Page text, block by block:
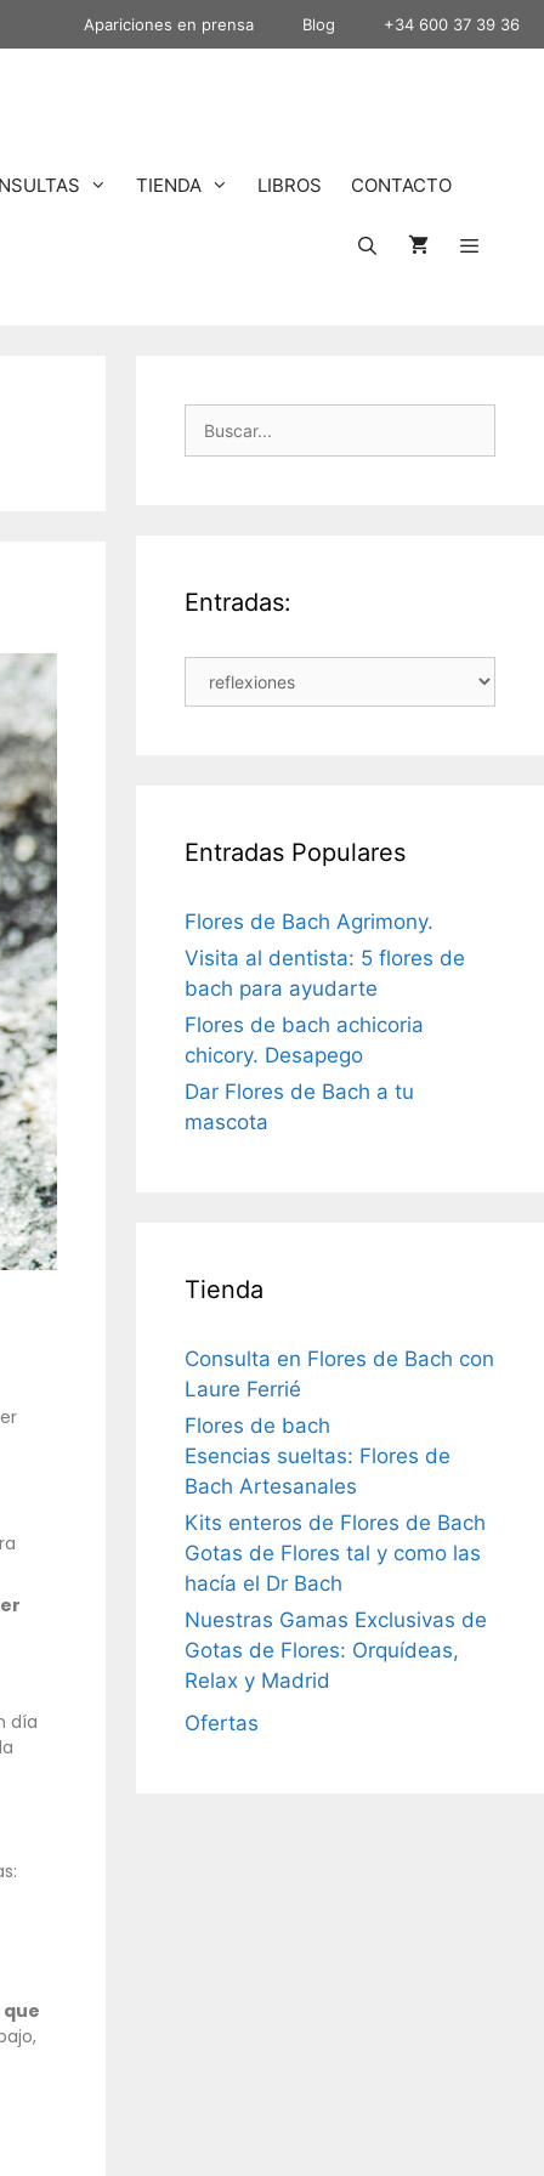
Apariciones en prensa Blog +34 600 37 39 36
TIENDA LIBROS CONTACTO
día
Entradas:
Entradas Populares
Flores de Bach Agrimony.
Visita al dentista: 5 flores de
bach para ayudarte
Flores de bach achicoria
chicory. Desapego
Dar Flores de Bach a tu
mascota
Tienda
Consulta en Flores de Bach con
Laure Ferrié
Flores de bach
Esencias sueltas: Flores de
Bach Artesanales
Kits enteros de Flores de Bach
Gotas de Flores tal y como las
hacía el Dr Bach
Nuestras Gamas Exclusivas de
Gotas de Flores: Orquídeas,
Relax y Madrid
Ofertas